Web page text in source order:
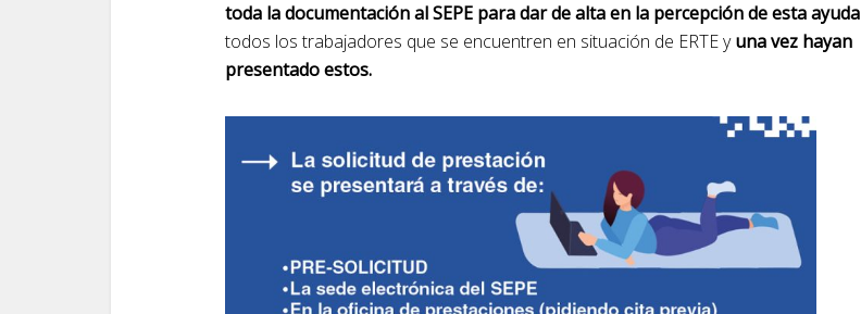
toda la documentación al SEPE para dar de alta en la percepción de esta ayuda
todos los trabajadores que se encuentren en situación de ERTE yuna vez hayan
presentado estos.